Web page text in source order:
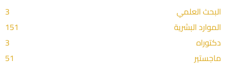
البحث العلمي
3
الموارد البشرية
151
دكتوراه
3
ماجستير
51